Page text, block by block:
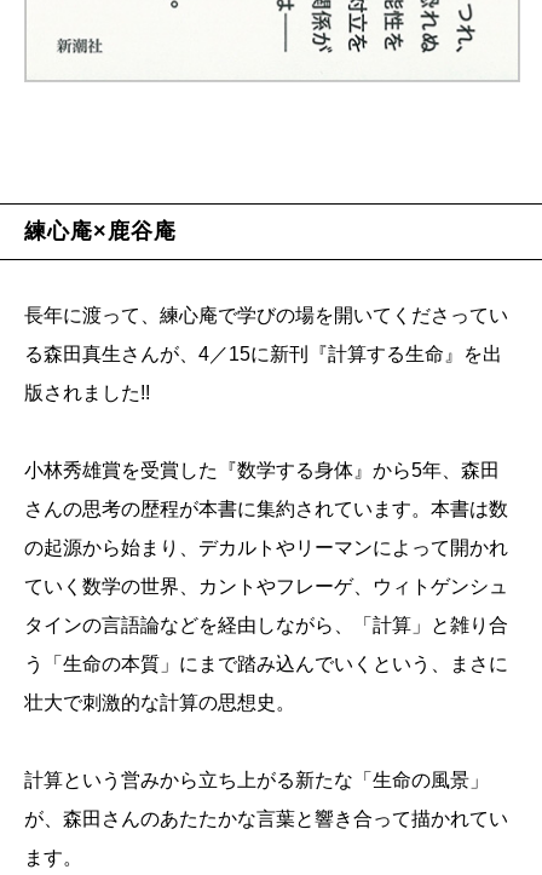
練心庵×鹿谷庵
長年に渡って、練心庵で学びの場を開いてくださってい
る森田真生さんが、4／15に新刊『計算する生命』を出
版されました!!
小林秀雄賞を受賞した『数学する身体』から5年、森田
さんの思考の歴程が本書に集約されています。本書は数
の起源から始まり、デカルトやリーマンによって開かれ
ていく数学の世界、カントやフレーゲ、ウィトゲンシュ
タインの言語論などを経由しながら、「計算」と雑り合
う「生命の本質」にまで踏み込んでいくという、まさに
壮大で刺激的な計算の思想史。
計算という営みから立ち上がる新たな「生命の風景」
が、森田さんのあたたかな言葉と響き合って描かれてい
ます。